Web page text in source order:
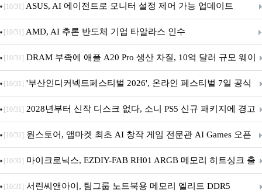
아의 용사’ 재개최 및 풍성한 기념 이벤트 실시!
[10/31] ASUS, AI 에이전트로 모니터 설정 제어 가능 업데이트
[10/31] AMD, AI 추론 반도체 기업 타알라스 인수
[10/31] DRAM 부족에 애플 A20 Pro 생산 차질, 10억 달러 규모 웨이
퍼 대기
[10/31] '부산인디커넥트페스티벌 2026', 온라인 페스티벌 7일 공식
개막... 22일간 진행
[10/31] 2028년부터 신작 디스크 없다, 소니 PS5 신규 패키지에 경고
문 추가
[10/31] 원스토어, 앱마켓 최초 AI 창작 게임 전문관 AI Games 오픈
[10/31] 마이크로닉스, EZDIY-FAB RH01 ARGB 메모리 히트싱크 출
시
[10/31] 서린씨앤아이, 팀그룹 노트북용 메모리 엘리트 DDR5